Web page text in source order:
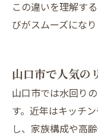
この違いを理解す
びがスムーズになり
山口市で人気の
山口市では水回り
す。近年はキッチ
し、家族構成や高